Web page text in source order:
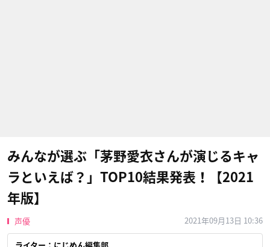
みんなが選ぶ「茅野愛衣さんが演じるキャ
ラといえば？」TOP10結果発表！【2021
年版】
声優 2021年09月13日 10:36